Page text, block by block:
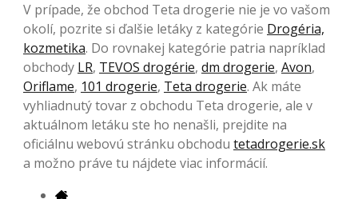
V prípade, že obchod Teta drogerie nie je vo vašom
okolí, pozrite si ďalšie letáky z kategórie Drogéria,
kozmetika. Do rovnakej kategórie patria napríklad
obchody LR, TEVOS drogérie, dm drogerie, Avon,
Oriflame, 101 drogerie, Teta drogerie. Ak máte
vyhliadnutý tovar z obchodu Teta drogerie, ale v
aktuálnom letáku ste ho nenašli, prejdite na
oficiálnu webovú stránku obchodu tetadrogerie.sk
a možno práve tu nájdete viac informácií.